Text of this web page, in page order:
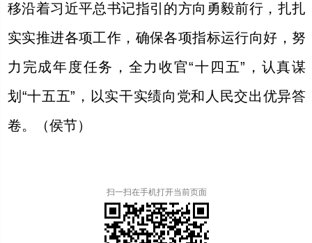
移沿着习近平总书记指引的方向勇毅前行，扎扎
实实推进各项工作，确保各项指标运行向好，努
力完成年度任务，全力收官“十四五”，认真谋
划“十五五”，以实干实绩向党和人民交出优异答
卷。（侯节）
扫一扫在手机打开当前页面